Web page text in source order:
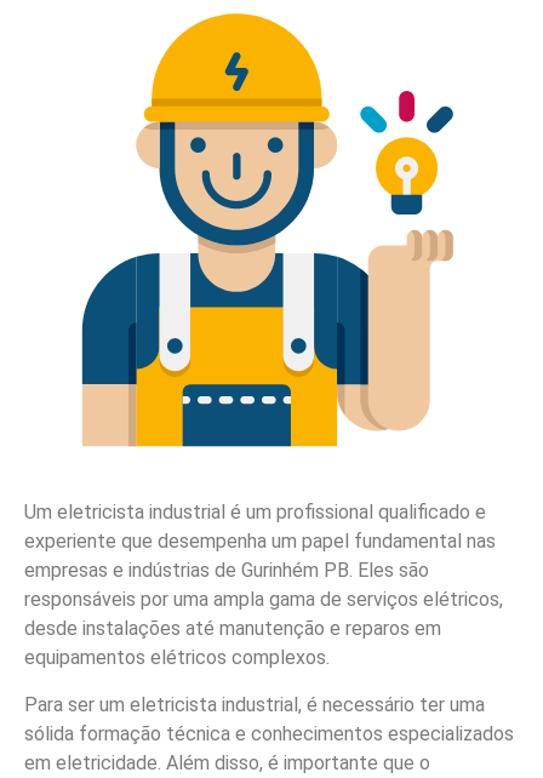
Um eletricista industrial é um profissional qualificado e
experiente que desempenha um papel fundamental nas
empresas e indústrias de Gurinhém PB. Eles são
responsáveis por uma ampla gama de serviços elétricos,
desde instalações até manutenção e reparos em
equipamentos elétricos complexos.
Para ser um eletricista industrial, é necessário ter uma
sólida formação técnica e conhecimentos especializados
em eletricidade. Além disso, é importante que o